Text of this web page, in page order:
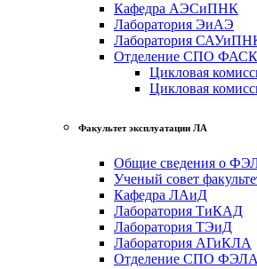
Кафедра АЭСиПНК
Лаборатория ЭиАЭ
Лаборатория
Отделение СПО ФАСК
Цикловая
Цикловая
Факультет эксплуатации ЛА
Общие сведения о
Ученый совет
Кафедра ЛАиД
Лаборатория ТиКАД
Лаборатория ТЭиД
Лаборатория АГиКЛА
Отделение СПО ФЭЛА